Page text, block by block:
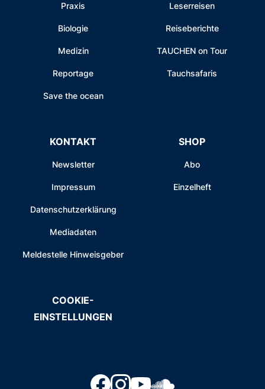
Praxis
Biologie
Medizin
Reportage
Save the ocean
Leserreisen
Reiseberichte
TAUCHEN on Tour
Tauchsafaris
KONTAKT
Newsletter
Impressum
Datenschutzerklärung
Mediadaten
Meldestelle Hinweisgeber
SHOP
Abo
Einzelheft
COOKIE-
EINSTELLUNGEN